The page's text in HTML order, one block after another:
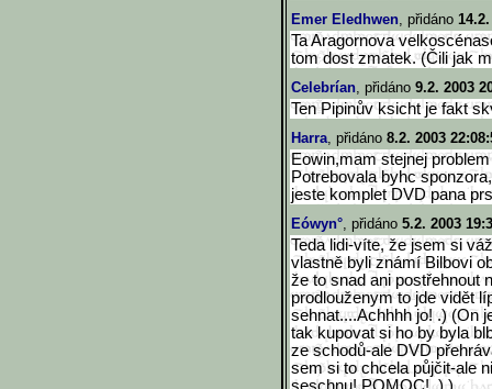
Emer Eledhwen, přidáno
Ta Aragornova
tom dost zmatek. (Čili jak
Celebrían, přidáno 9.2. 2003
Ten Pipinův ksicht je fakt
Harra, přidáno 8.2. 2003
Eowin,mam stejnej
Potrebovala byhc
jeste komplet DVD pana
Eówyn°, přidáno 5.2. 2003
Teda lidi-víte, že jsem si
vlastně byli známí Bilbovi
že to snad ani postřehnout
prodlouženym to jde vidět
sehnat....Achhhh jo! .) (On
tak kupovat si ho by byla
ze schodů-ale DVD
sem si to chcela půjčit-ale